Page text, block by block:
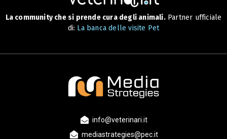
La community che si prende cura degli animali.Partner ufficiale
di: La banca delle visite Pet
info@veterinari.it
mediastrategies@pec.it